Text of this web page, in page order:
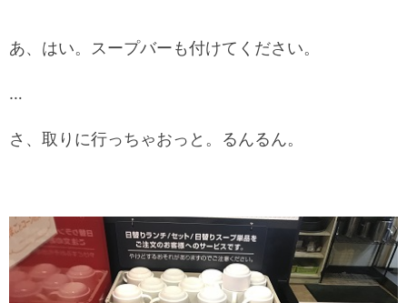
あ、はい。スープバーも付けてください。
…
さ、取りに行っちゃおっと。るんるん。